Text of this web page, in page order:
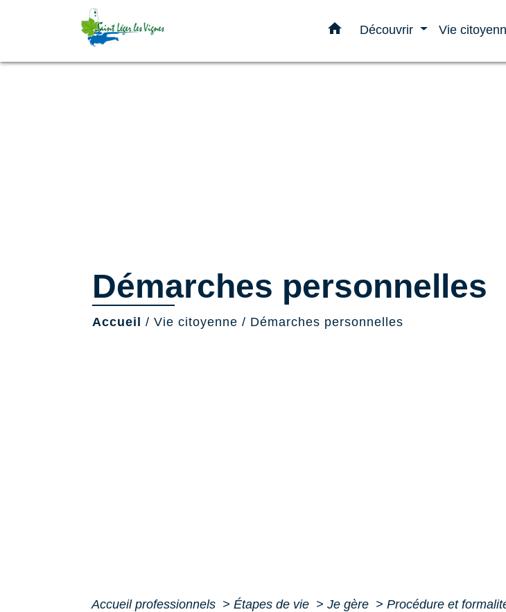
home Découvrir Vie
Démarches personnelles
Accueil / Vie citoyenne / Démarches personnelles
Accueil professionnels > Étapes de vie > Je gère > Procédure et